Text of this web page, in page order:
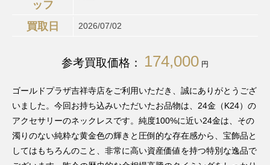
ッフ
買取日 2026/07/02
参考買取価格： 174,000 円
ゴールドプラザ吉祥寺店をご利用いただき、誠にありがとうござ
いました。今回お持ち込みいただいたお品物は、24金（K24）の
アクセサリーのネックレスです。純度100%に近い24金は、その
濁りのない純粋な黄金色の輝きと圧倒的な存在感から、宝飾品と
してはもちろんのこと、非常に高い資産価値を持つ特別な逸品で